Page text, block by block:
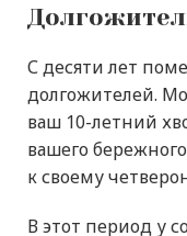
С десяти лет
долгожителей.
ваш 10-летний
вашего
к своему
В этот период у